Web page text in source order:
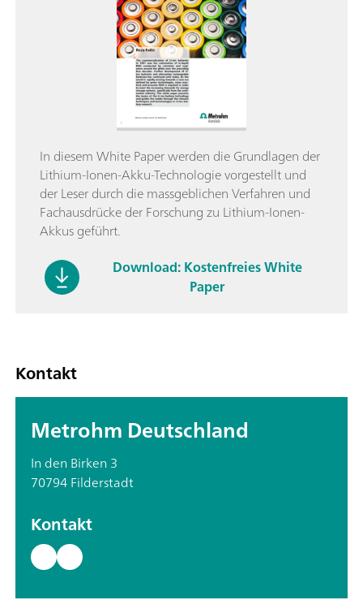
In diesem White Paper werden die Grundlagen der
Lithium-Ionen-Akku-Technologie vorgestellt und
der Leser durch die massgeblichen Verfahren und
Fachausdrücke der Forschung zu Lithium-Ionen-
Akkus geführt.
Download: Kostenfreies White
Paper
Kontakt
Metrohm Deutschland
In den Birken 3
70794 Filderstadt
Kontakt